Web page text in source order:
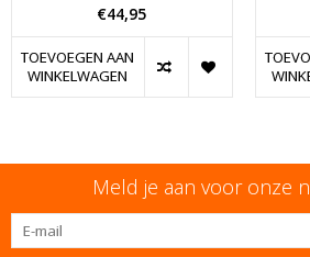
€44,95
TOEVOEGEN AAN
WINKELWAGEN
Meld je aan voor onze